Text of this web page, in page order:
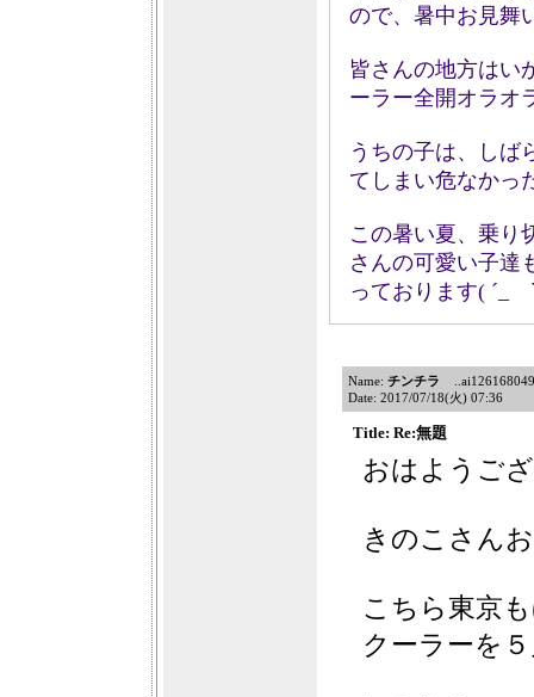
ので、暑中お見舞
皆さんの地方はい
ーラー全開オラオ
うちの子は、しば
てしまい危なかっ
この暑い夏、乗り
さんの可愛い子達
っております( ´_
Name: チンチラ
Date: 2017/07/18(火) 07:36
Title: Re:無題
おはようご
きのこさん
こちら東京
クーラーを